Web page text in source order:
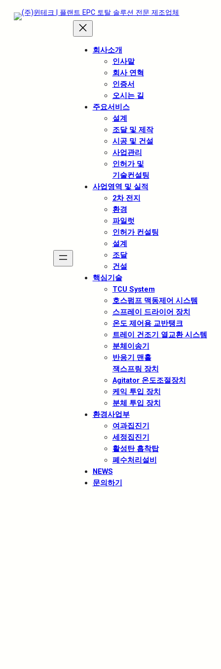
회사소개
인사말
회사 연혁
인증서
오시는 길
주요서비스
설계
조달 및 제작
시공 및 건설
사업관리
인허가 및
기술컨설팅
사업영역 및 실적
2차 전지
환경
파일럿
인허가 컨설팅
설계
조달
건설
핵심기술
TCU System
호스펌프 맥동제어 시스템
스프레이 드라이어 장치
온도 제어용 교반탱크
트레이 건조기 열교환 시스템
분체이송기
반응기 맨홀
잭스프링 장치
Agitator 온도조절장치
케익 투입 장치
분체 투입 장치
환경사업부
여과집진기
세정집진기
활성탄 흡착탑
폐수처리설비
NEWS
문의하기